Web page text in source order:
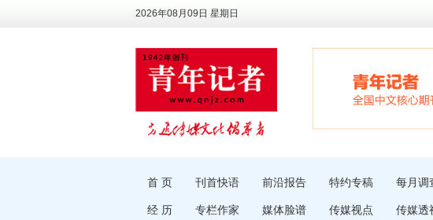
2026年08月09日 星期日
首 页 刊首快语 前沿报告 特约专稿 每月调
经 历 专栏作家 媒体脸谱 传媒视点 传媒透